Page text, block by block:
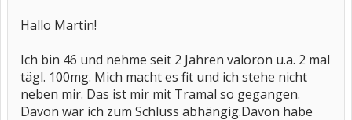
Hallo Martin!
Ich bin 46 und nehme seit 2 Jahren valoron u.a. 2 mal
tägl. 100mg. Mich macht es fit und ich stehe nicht
neben mir. Das ist mir mit Tramal so gegangen.
Davon war ich zum Schluss abhängig.Davon habe